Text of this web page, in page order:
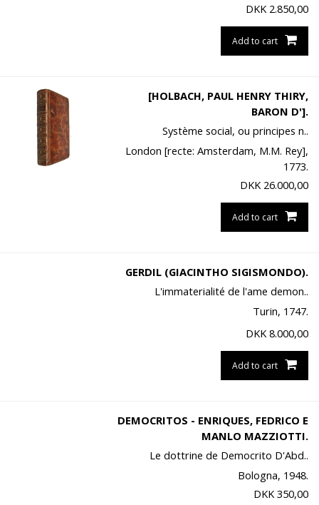
DKK 2.850,00
Add to cart
[HOLBACH, PAUL HENRY THIRY,
BARON D'].
Système social, ou principes n..
London [recte: Amsterdam, M.M. Rey],
1773.
DKK 26.000,00
Add to cart
GERDIL (GIACINTHO SIGISMONDO).
L'immaterialité de l'ame demon..
Turin, 1747.
DKK 8.000,00
Add to cart
DEMOCRITOS - ENRIQUES, FEDRICO E
MANLO MAZZIOTTI.
Le dottrine de Democrito D'Abd..
Bologna, 1948.
DKK 350,00